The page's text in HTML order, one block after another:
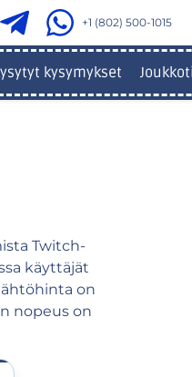
+1 (802) 500-1015
kysymykset
Twitch-
käyttäjät
on
nopeus on